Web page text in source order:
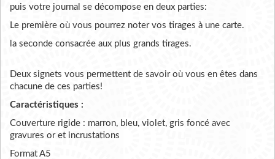
puis votre journal se décompose en deux parties:
Le première où vous pourrez noter vos tirages à une carte.
la seconde consacrée aux plus grands tirages.
Deux signets vous permettent de savoir où vous en êtes dans
chacune de ces parties!
Caractéristiques :
Couverture rigide : marron, bleu, violet, gris foncé avec
gravures or et incrustations
Format A5